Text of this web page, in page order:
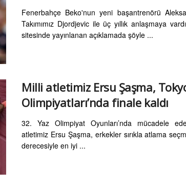
Fenerbahçe Beko'nun yeni başantrenörü
Takımımız Djordjevic ile üç yıllık anlaşmaya
sitesinde yayınlanan açıklamada şöyle ...
Milli atletimiz Ersu Şaşma,
Olimpiyatları’nda finale kaldı
32. Yaz Olimpiyat Oyunları’nda mücadele
atletimiz Ersu Şaşma, erkekler sırıkla atlama
derecesiyle en iyi ...